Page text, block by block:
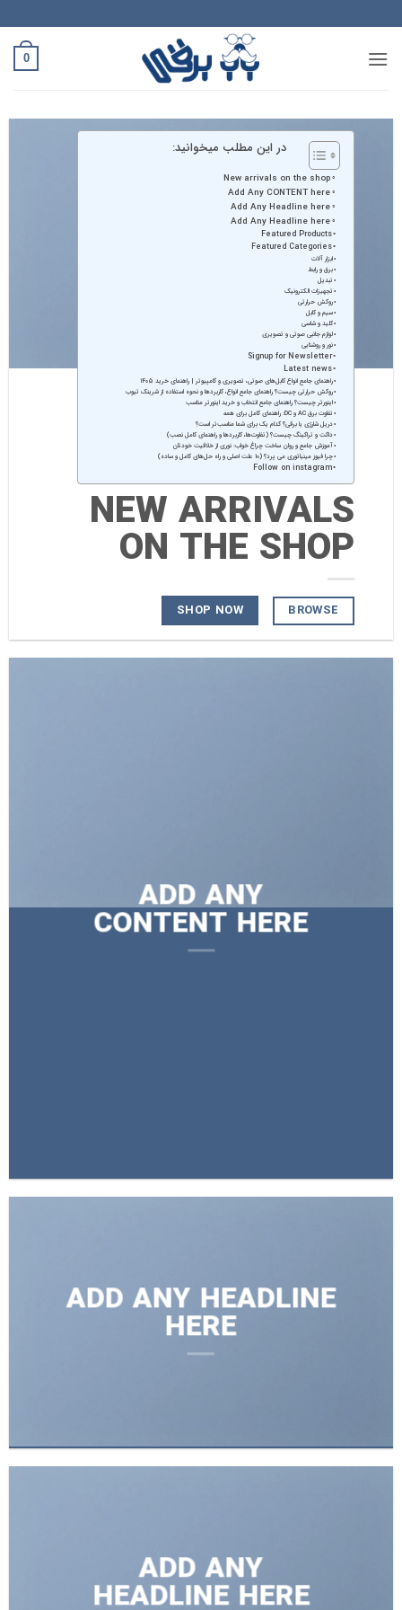
to
content
0
در این مطلب میخوانید:
New arrivals on the shop
Add Any CONTENT here
Add Any Headline here
Add Any Headline here
Featured Products
Featured Categories
ابزار آلات
برق و رابط
تبدیل
تجهیزات الکترونیک
روکش حرارتی
سیم و کابل
کلید و شاسی
لوازم جانبی صوتی و تصویری
نور و روشنایی
Signup for Newsletter
Latest news
راهنمای جامع انواع کابل‌های صوتی، تصویری و کامپیوتر | راهنمای خرید ۱۴۰۵
روکش حرارتی چیست؟ راهنمای جامع انواع، کاربردها و نحوه استفاده از شرینک تیوب
اینورتر چیست؟ راهنمای جامع انتخاب و خرید اینورتر مناسب
تفاوت برق AC و DC: راهنمای کامل برای همه
دریل شارژی یا برقی؟ کدام یک برای شما مناسب‌تر است؟
داکت و تراکینگ چیست؟ (تفاوت‌ها، کاربردها و راهنمای کامل نصب)
آموزش جامع و روان ساخت چراغ خواب: نوری از خلاقیت خودتان
چرا فیوز مینیاتوری می پرد؟ (10 علت اصلی و راه حل‌های کامل و ساده)
Follow on instagram
NEW ARRIVALS
ON THE SHOP
BROWSE
SHOP NOW
ADD ANY
CONTENT HERE
ADD ANY HEADLINE
HERE
ADD ANY
HEADLINE HERE